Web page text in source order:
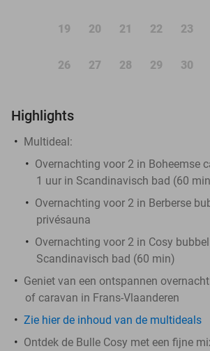
19 20 21 22 23
26 27 28 29 30
Highlights
Multideal:
Overnachting voor 2 in Boheemse
1 uur in Scandinavisch bad (60
Overnachting voor 2 in Berberse
privésauna
Overnachting voor 2 in Cosy
Scandinavisch bad (60 min)
Geniet van een ontspannen
of caravan in Frans-Vlaanderen
Zie hier de inhoud van de multideals
Ontdek de Bulle Cosy met een fijne